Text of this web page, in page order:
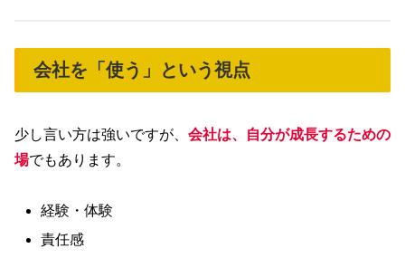
会社を「使う」という視点
少し言い方は強いですが、 会社は、自分が成長するための
場でもあります。
経験・体験
責任感